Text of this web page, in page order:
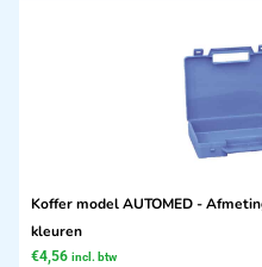
Koffer model AUTOMED -
kleuren
€4,56 incl. btw